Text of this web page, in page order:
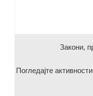
Закони,
Погледајте